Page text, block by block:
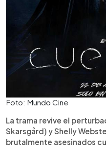
Foto: Mundo Cine
La trama revive el
Skarsgård) y Shelly
brutalmente asesinados